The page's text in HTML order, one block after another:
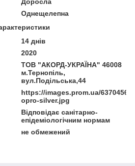
Однещелепна
14 днів
2020
ТОВ "АКОРД-УКРАЇНА" 46008
м.Тернопіль,
вул.Подільська,44
https://images.prom.ua/
opro-silver.jpg
Відповідає санітарно-
епідеміологічним нормам
не обмежений